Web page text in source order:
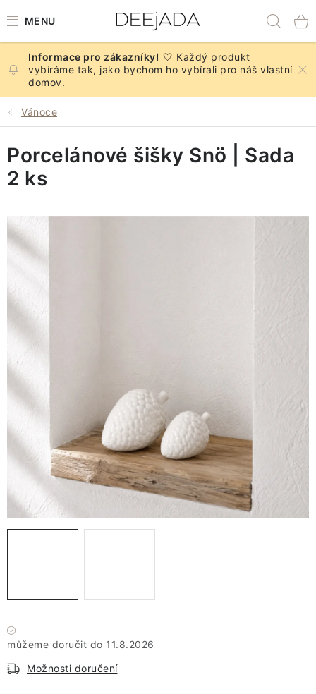
na
NOVINKY
PODZIM
KUCHYNĚ A STOLOVÁNÍ
KOUPELNA
VÁNOCE
FAQ - nejčastější dotazy
Vrácení zboží a reklamace
Obchodní podmínky
Ochrana Osobních údajů GDPR
Spojte se s námi
Odstoupení od smlouvy
🤍 Každý produkt
vybíráme tak, jako bychom ho vybírali pro náš vlastní
domov.
Vánoce
11.8.2026
Možnosti doručení
Porcelánové šišky Snö | Sada
2 ks